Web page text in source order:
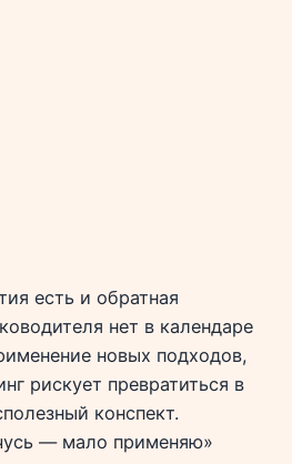
есть и обратная
нет в календаре
новых подходов,
рискует превратиться в
конспект.
— мало применяю»